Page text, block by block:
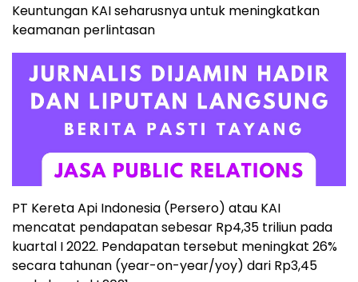
Keuntungan KAI seharusnya untuk meningkatkan
keamanan perlintasan
PT Kereta Api Indonesia (Persero) atau KAI
mencatat pendapatan sebesar Rp4,35 triliun pada
kuartal I 2022. Pendapatan tersebut meningkat 26%
secara tahunan (year-on-year/yoy) dari Rp3,45